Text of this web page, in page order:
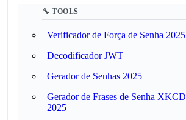
🔧 TOOLS
Verificador de Força de Senha 2025
Decodificador JWT
Gerador de Senhas 2025
Gerador de Frases de Senha XKCD
2025